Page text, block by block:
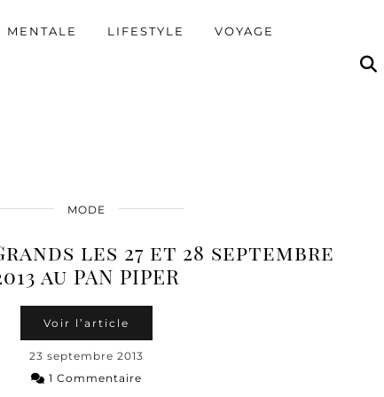
MENTALE LIFESTYLE VOYAGE
MODE
les 27 et 28 septembre
au PAN PIPER
Voir l’article
23 septembre 2013
1 Commentaire